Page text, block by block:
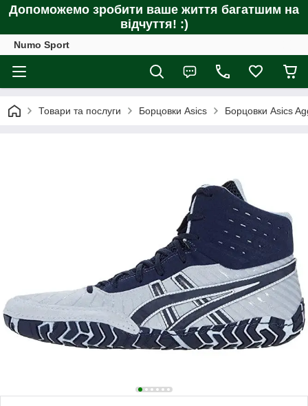
Допоможемо зробити ваше життя багатшим на
відчуття! :)
Numo Sport
Товари та послуги Борцовки Asics Борцовки Asics